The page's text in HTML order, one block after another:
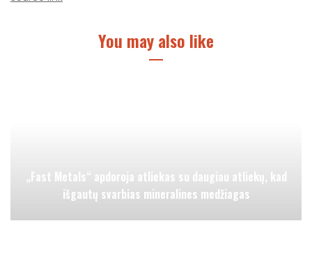
You may also like
„Fast Metals“ apdoroja atliekas su daugiau atliekų, kad
išgautų svarbias mineralines medžiagas